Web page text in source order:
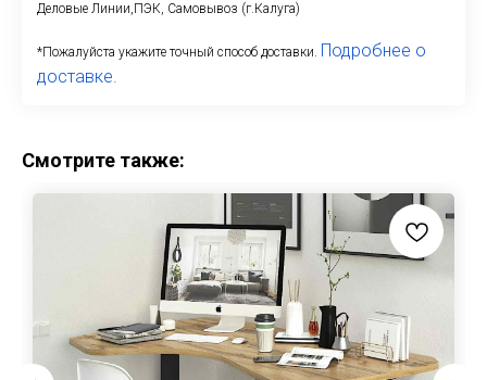
Деловые Линии,ПЭК, Самовывоз (г.Калуга)
*Пожалуйста укажите точный способ доставки. Подробнее о
доставке.
Смотрите также: